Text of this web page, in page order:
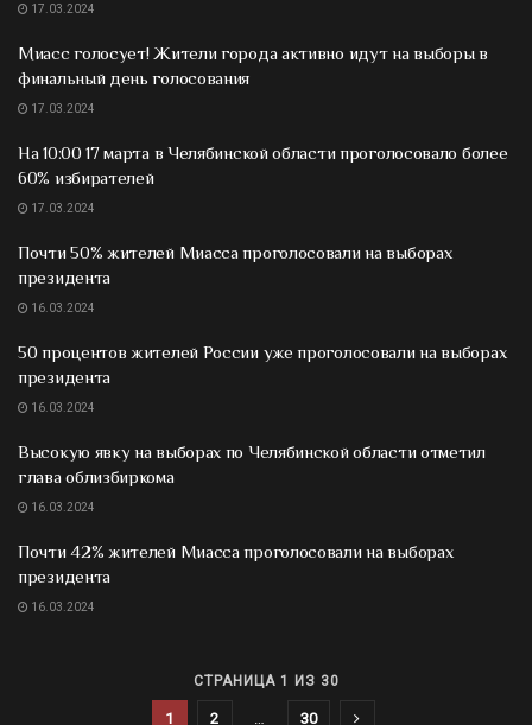
17.03.2024
Миасс голосует! Жители города активно идут на выборы в
финальный день голосования
17.03.2024
На 10:00 17 марта в Челябинской области проголосовало более
60% избирателей
17.03.2024
Почти 50% жителей Миасса проголосовали на выборах
президента
16.03.2024
50 процентов жителей России уже проголосовали на выборах
президента
16.03.2024
Высокую явку на выборах по Челябинской области отметил
глава облизбиркома
16.03.2024
Почти 42% жителей Миасса проголосовали на выборах
президента
16.03.2024
СТРАНИЦА 1 ИЗ 30
1 2 30